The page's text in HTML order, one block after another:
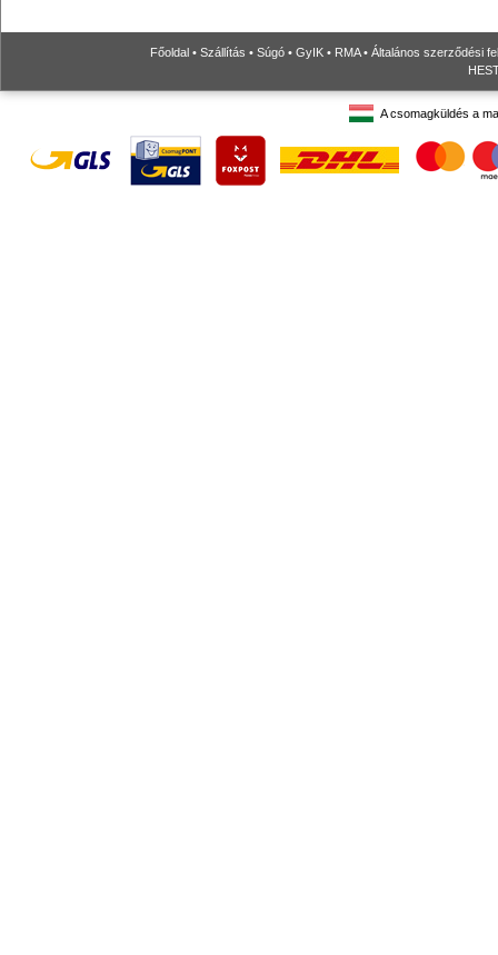
Főoldal • Szállítás • Súgó • GyIK • RMA• Általános szerződési
A csomagküldés a